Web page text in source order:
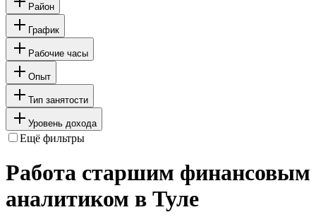
Район
График
Рабочие часы
Опыт
Тип занятости
Уровень дохода
Ещё фильтры
Работа старшим финансовым
аналитиком в Туле